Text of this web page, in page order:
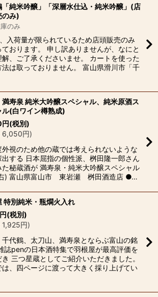
「純米吟醸」「深層水仕込・純米吟醸」(店
のみ)
のみ
入荷量が限られているため店頭販売のみ
ております。 申し訳ありませんが、なにと
解、ご了承くださいませ。 カートを使った
法は取っておりません。 富山県滑川市「千
満寿泉 純米大吟醸スペシャル、純米原酒ス
ル(白ワイン樽熟成)
円(税別)
6,050円)
外視のため他の蔵では考えられないような
出する 日本屈指の個性派、桝田隆一郎さん
た秘蔵酒が 満寿泉・純米大吟醸スペシャル
) 富山県富山市 東岩瀬 桝田酒造店 ●…
特別純米・瓶燗火入れ
円(税別)
1,925円)
千代鶴、太刀山、満寿泉とならぶ富山の銘
誌penの日本酒特集で羽根屋が最高評価を
き 三つ星蔵としてご紹介いただきました。
は、四ページに渡って大きく採り上げてい